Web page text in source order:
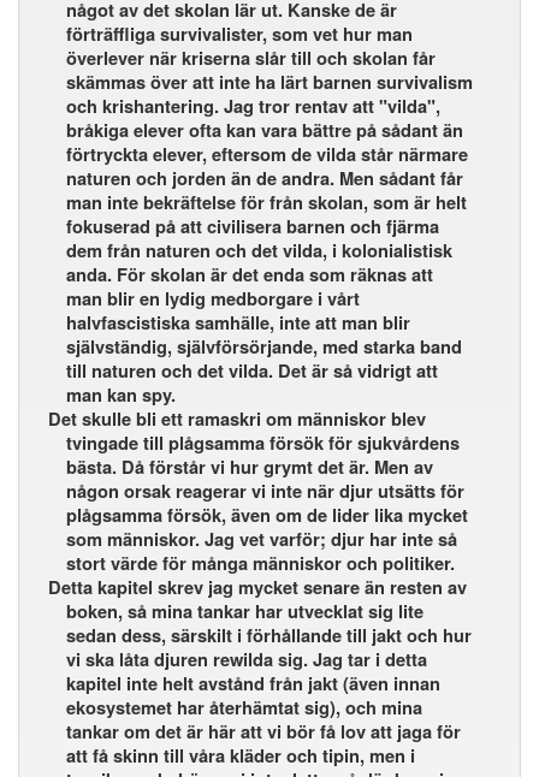
något av det skolan lär ut. Kanske de är
förträffliga survivalister, som vet hur man
överlever när kriserna slår till och skolan får
skämmas över att inte ha lärt barnen survivalism
och krishantering. Jag tror rentav att "vilda",
bråkiga elever ofta kan vara bättre på sådant än
förtryckta elever, eftersom de vilda står närmare
naturen och jorden än de andra. Men sådant får
man inte bekräftelse för från skolan, som är helt
fokuserad på att civilisera barnen och fjärma
dem från naturen och det vilda, i kolonialistisk
anda. För skolan är det enda som räknas att
man blir en lydig medborgare i vårt
halvfascistiska samhälle, inte att man blir
självständig, självförsörjande, med starka band
till naturen och det vilda. Det är så vidrigt att
man kan spy.
Det skulle bli ett ramaskri om människor blev
tvingade till plågsamma försök för sjukvårdens
bästa. Då förstår vi hur grymt det är. Men av
någon orsak reagerar vi inte när djur utsätts för
plågsamma försök, även om de lider lika mycket
som människor. Jag vet varför; djur har inte så
stort värde för många människor och politiker.
Detta kapitel skrev jag mycket senare än resten av
boken, så mina tankar har utvecklat sig lite
sedan dess, särskilt i förhållande till jakt och hur
vi ska låta djuren rewilda sig. Jag tar i detta
kapitel inte helt avstånd från jakt (även innan
ekosystemet har återhämtat sig), och mina
tankar om det är här att vi bör få lov att jaga för
att få skinn till våra kläder och tipin, men i